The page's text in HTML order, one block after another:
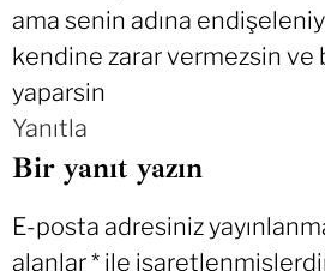
ama senin adına
kendine zarar vermezsin ve
yaparsin
Yanıtla
Bir yanıt yazın
E-posta adresiniz
alanlar* ile